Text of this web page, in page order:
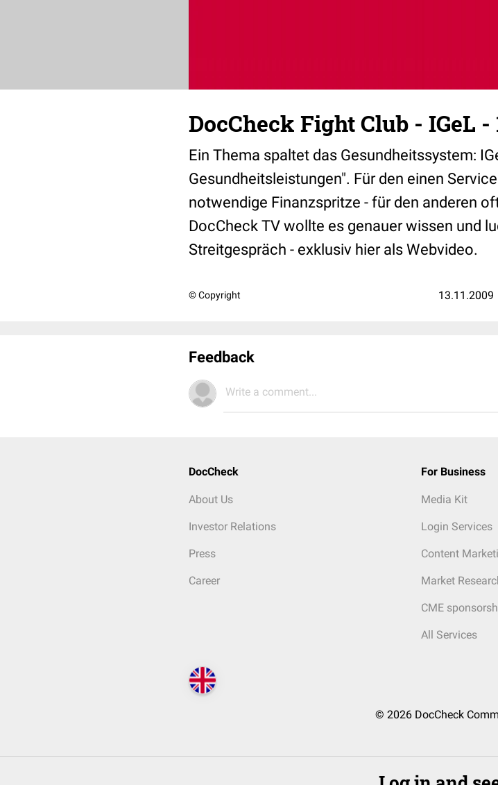
DocCheck Fight Club - IGeL
Ein Thema spaltet das Gesundheitssystem:
Gesundheitsleistungen". Für den einen
notwendige Finanzspritze - für den anderen
DocCheck TV wollte es genauer wissen und
Streitgespräch - exklusiv hier als Webvideo.
© Copyright 13.11.2009
Feedback
Write a comment...
DocCheck
About Us
Investor Relations
Press
Career
For Business
Media Kit
Login Services
Content
Market
CME
All Services
© 2026 DocCheck